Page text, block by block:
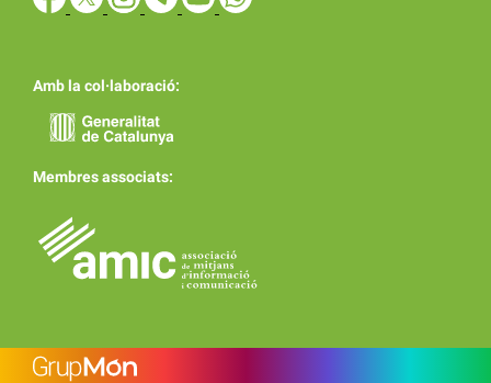
Amb la col·laboració:
Membres associats: